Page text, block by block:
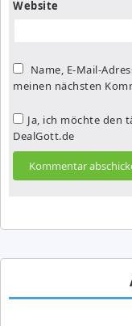
Website
Name, E-Mail-
meinen nächsten
Ja, ich möchte den
DealGott.de